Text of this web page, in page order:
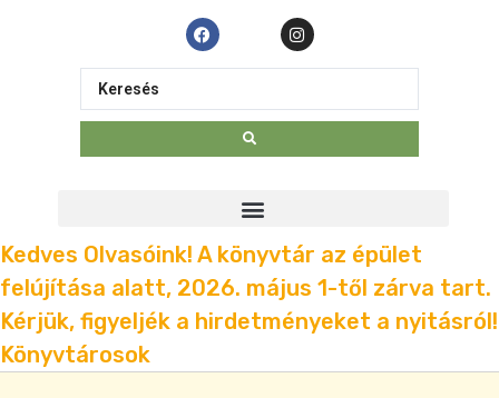
Kedves Olvasóink! A könyvtár az épület
felújítása alatt, 2026. május 1-től zárva tart.
Kérjük, figyeljék a hirdetményeket a nyitásról!
Könyvtárosok